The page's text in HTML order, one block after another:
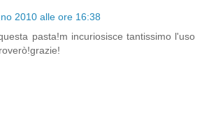
2010 alle ore 16:38
pasta!m incuriosisce tantissimo l'uso